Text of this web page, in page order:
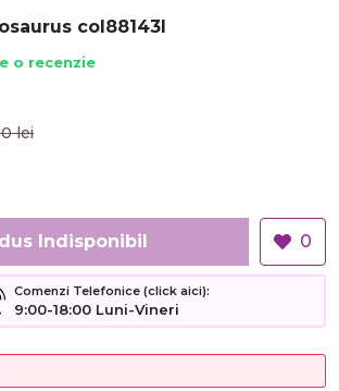
col88143l
o recenzie
lei
Indisponibil 0
Comenzi Telefonice (click aici):
9:00-18:00 Luni-Vineri